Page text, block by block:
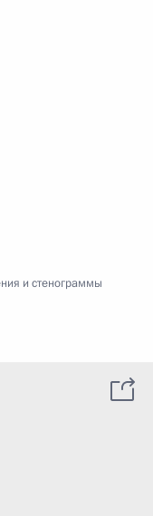
и стенограммы